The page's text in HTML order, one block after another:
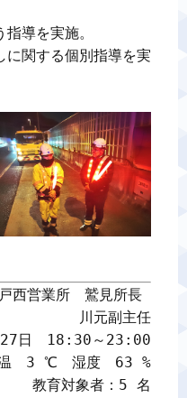
導を実施。
に関する個別指導を実
西営業所　鷲見所長
川元副主任
27日　18:30～23:00
　3 ℃　湿度　63 %
教育対象者：5 名